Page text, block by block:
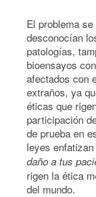
El problema
desconocían
patologías,
bioensayos
afectados con
extraños, ya
éticas que
participación
de prueba en
leyes
daño a tus
rigen la ética
del mundo.